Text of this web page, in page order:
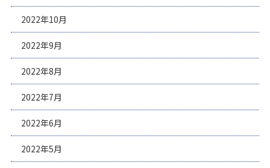
2022年10月
2022年9月
2022年8月
2022年7月
2022年6月
2022年5月